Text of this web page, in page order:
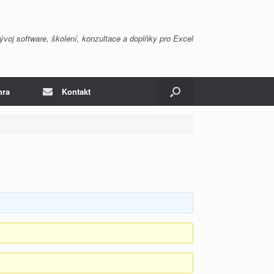
software, školení, konzultace a doplňky pro Excel
Kontakt